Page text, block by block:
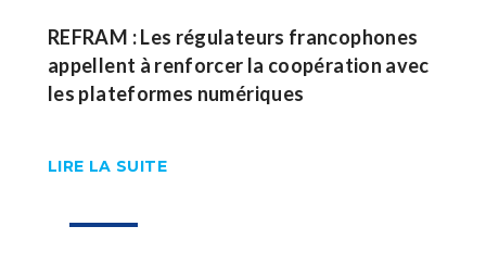
REFRAM : Les régulateurs francophones
appellent à renforcer la coopération avec
les plateformes numériques
LIRE LA SUITE
05